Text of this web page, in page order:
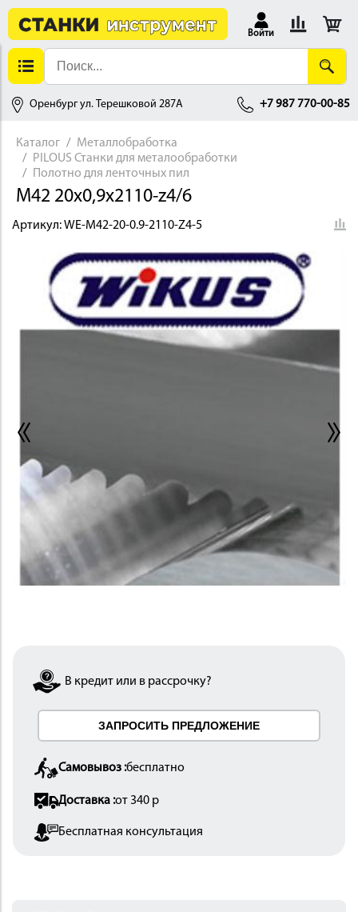
Войти
Оренбург ул. Терешковой 287А +7 987 770-00-85
ДЕРЕВООБРАБОТКА
ИНСТРУМЕНТ
Каталог
Металлобработка
PILOUS Станки для металообработки
Полотно для ленточных пил
M42 20х0,9х2110-z4/6
Артикул:WE-M42-20-0.9-2110-Z4-5
В кредит или в рассрочку?
ЗАПРОСИТЬ ПРЕДЛОЖЕНИЕ
Самовывоз :бесплатно
Доставка :от 340 р
Бесплатная консультация